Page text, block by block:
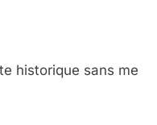
historique sans me